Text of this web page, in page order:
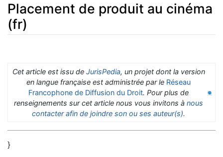
Placement de produit au cinéma
(fr)
Cet article est issu de JurisPedia, un projet dont la version
en langue française est administrée par le Réseau
Francophone de Diffusion du Droit. Pour plus de
renseignements sur cet article nous vous invitons à nous
contacter afin de joindre son ou ses auteur(s).
}